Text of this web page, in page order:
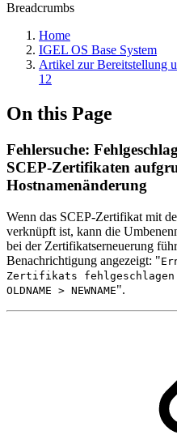
Breadcrumbs
Home
IGEL OS Base System
Artikel zur Bereitstellung
12
On this Page
Fehlersuche:
SCEP-Zertifikaten
Hostnamenänderung
Wenn das SCEP-Zertifikat mit
verknüpft ist, kann die
bei der Zertifikatserneuerung
Benachrichtigung angezeigt: "
Zertifikats
OLDNAME > NEWNAME".